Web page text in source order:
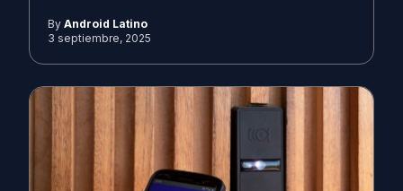
By Android Latino
3 septiembre, 2025